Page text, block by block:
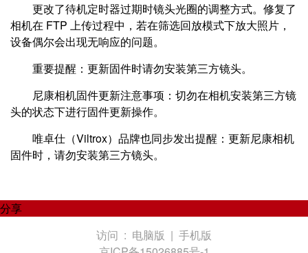
更改了待机定时器过期时镜头光圈的调整方式。修复了
相机在 FTP 上传过程中，若在筛选回放模式下放大照片，
设备偶尔会出现无响应的问题。
重要提醒：更新固件时请勿安装第三方镜头。
尼康相机固件更新注意事项：切勿在相机安装第三方镜
头的状态下进行固件更新操作。
唯卓仕（Viltrox）品牌也同步发出提醒：更新尼康相机
固件时，请勿安装第三方镜头。
分享
访问 : 电脑版 | 手机版